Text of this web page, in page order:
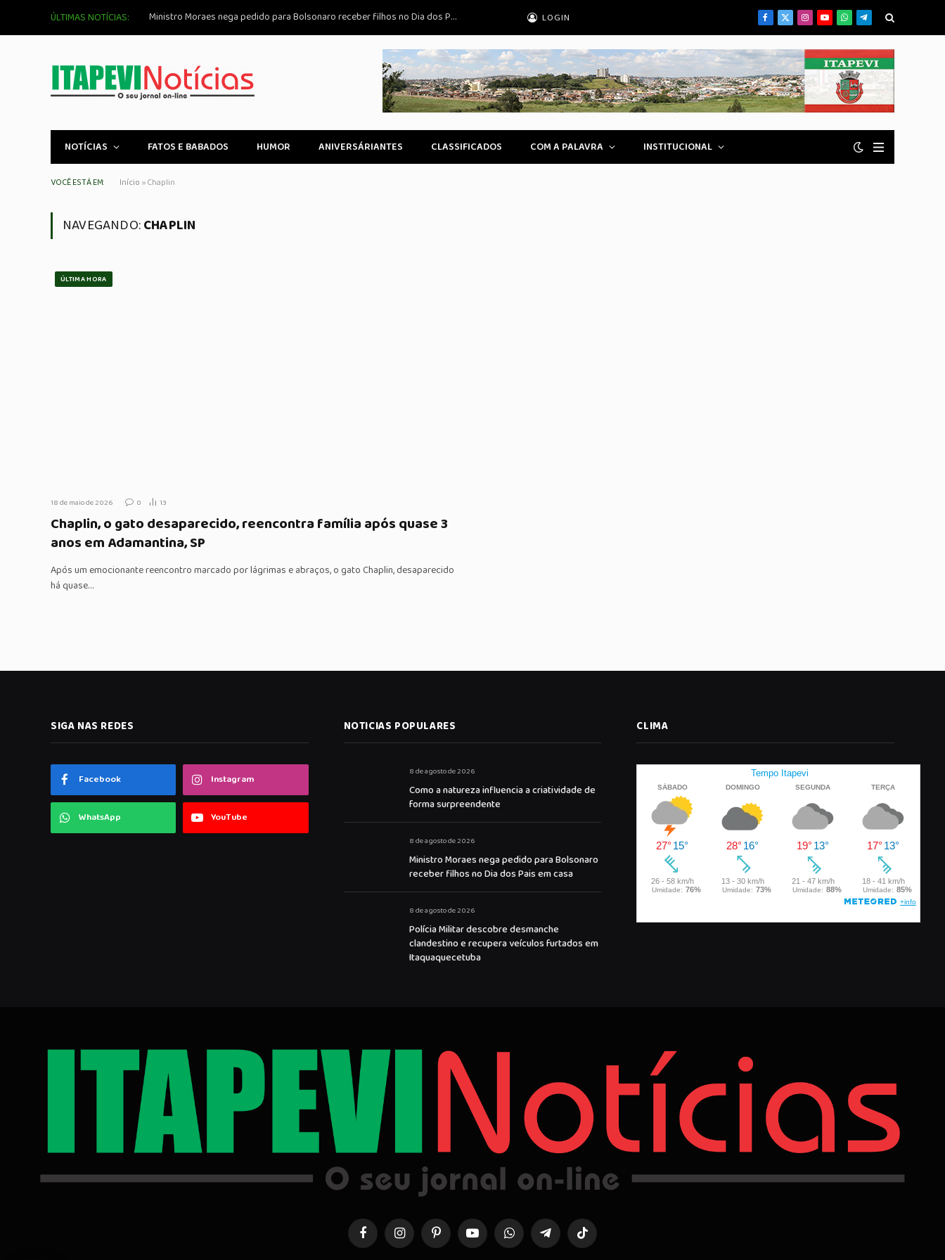
ÚLTIMAS NOTÍCIAS: Ministro Moraes nega pedido para Bolsonaro receber filhos no Dia dos Pais em casa LOGIN Facebook
X
(Twitter)
Instagram
YouTubeWhatsApp
Telegrama
NOTÍCIAS FATOS E BABADOS HUMOR ANIVERSÁRIANTES CLASSIFICADOS COM A PALAVRA INSTITUCIONAL
VOCÊ ESTÁ EM: Início »Chaplin
NAVEGANDO:CHAPLIN
ÚLTIMA HORA
18 de maio de 2026 0 13
Chaplin, o gato desaparecido, reencontra família após quase 3
anos em Adamantina, SP
Após um emocionante reencontro marcado por lágrimas e abraços, o gato Chaplin, desaparecido
há quase…
SIGA NAS REDES
Facebook Instagram
WhatsApp YouTube
NOTICIAS POPULARES
8 de agosto de 2026
Como a natureza influencia a criatividade de
forma surpreendente
8 de agosto de 2026
Ministro Moraes nega pedido para Bolsonaro
receber filhos no Dia dos Pais em casa
8 de agosto de 2026
Polícia Militar descobre desmanche
clandestino e recupera veículos furtados em
Itaquaquecetuba
CLIMA
FacebookInstagramPinterestYouTubeWhatsAppTelegramaTikTok